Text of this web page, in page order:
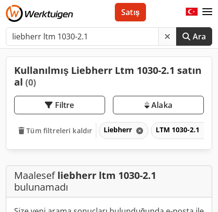
Ara
Satış
Kullanılmış Liebherr Ltm 1030-2.1 satın
al (0)
Filtre Alaka
Tüm filtreleri kaldır Liebherr LTM 1030-2.1
Maalesefliebherr ltm 1030-2.1
bulunamadı